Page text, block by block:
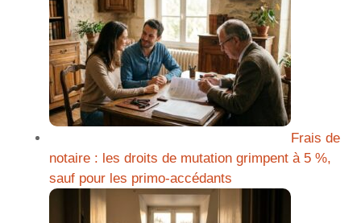
Frais de
notaire : les droits de mutation grimpent à 5 %,
sauf pour les primo-accédants